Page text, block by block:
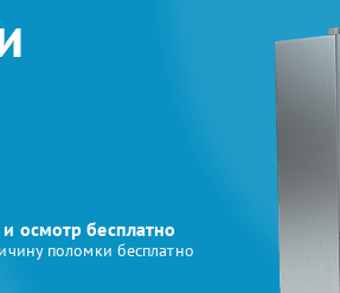
осмотр бесплатно
поломки бесплатно